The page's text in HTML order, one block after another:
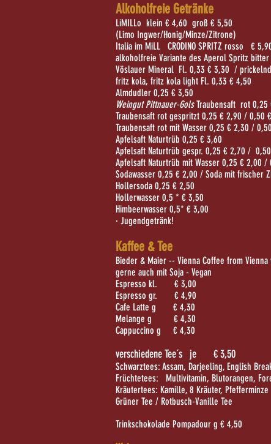
Alkoholfreie Getränke
LiMILLo klein € 4,60 groß € 5,50
(Limo Ingwer/Honig/Minze/Zitrone)
Italia im MiLL CRODINO SPRITZ rosso €
alkoholfreie Variante des Aperol Spritz
Vöslauer Mineral Fl. 0,33 € 3,30 /
fritz kola, fritz kola light Fl. 0,33 € 4,50
Almdudler 0,25 € 3,50
Weingut Pittnauer-GolsTraubensaft rot 0,25
Traubensaft rot gespritzt 0,25 € 2,90 / 0,50
Traubensaft rot mit Wasser 0,25 € 2,30 /
Apfelsaft Naturtrüb 0,25 € 3,60
Apfelsaft Naturtrüb gespr. 0,25 € 2,70 /
Apfelsaft Naturtrüb mit Wasser 0,25 € 2,00 /
Sodawasser 0,25 € 2,00 / Soda mit frischer
Hollersoda 0,25 € 2,50
Hollerwasser 0,5 * € 3,50
Himbeerwasser 0,5* € 3,00
· Jugendgetränk!
Kaffee & Tee
Bieder & Maier -- Vienna Coffee from Vienna
gerne auch mit Soja - Vegan
Espresso kl. € 3,00
Espresso gr. € 4,90
Cafe Latte g € 4,30
Melange g € 4,30
Cappuccino g € 4,30
verschiedene Tee´s je € 3,50
Schwarztees: Assam, Darjeeling, English
Früchtetees: Multivitamin, Blutorangen,
Kräutertees: Kamille, 8 Kräuter, Pfefferminze
Grüner Tee / Rotbusch-Vanille Tee
Trinkschokolade Pompadour g € 4,50